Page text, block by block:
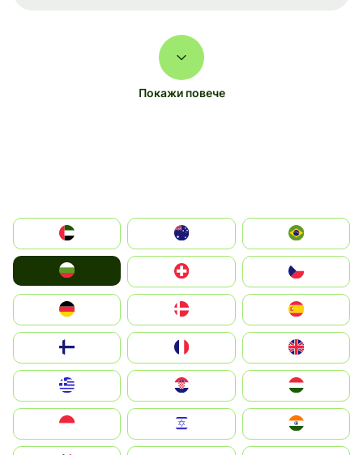
Покажи повече
الإمارات العربية المتحدة
Switzerland
Deutschland
United Kingdom
Magyarország